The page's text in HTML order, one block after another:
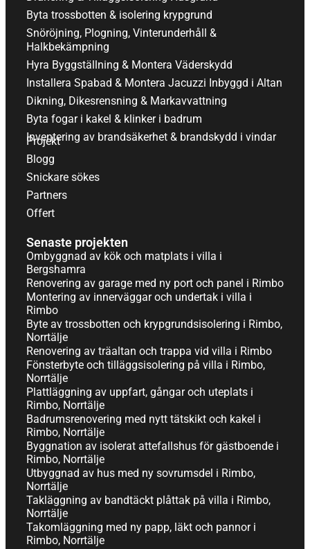
Byta trossbotten & isolering krypgrund
Snöröjning, Plogning, Vinterunderhåll &
Halkbekämpning
Hyra Byggställning & Montera Väderskydd
Installera Spabad & Montera Jacuzzi Inbyggd i Altan
Dikning, Dikesrensning & Markavvattning
Byta fogar i kakel & klinker i badrum
Inventering av brandsäkerhet & brandskydd i vindar
Projekt
Blogg
Snickare sökes
Partners
Offert
Senaste projekten
Ombyggnad av kök och matplats i villa i
Bergshamra
Renovering av garage med ny port och panel i Rimbo
Montering av innerväggar och undertak i villa i
Rimbo
Byte av trossbotten och krypgrundsisolering i Rimbo,
Norrtälje
Renovering av träaltan och trappa vid villa i Rimbo
Fönsterbyte och tilläggsisolering på villa i Rimbo,
Norrtälje
Plattläggning av uppfart, gångar och uteplats i
Rimbo, Norrtälje
Badrumsrenovering med nytt tätskikt och kakel i
Rimbo, Norrtälje
Byggnation av isolerat attefallshus för gästboende i
Rimbo, Norrtälje
Utbyggnad av hus med ny sovrumsdel i Rimbo,
Norrtälje
Takläggning av bandtäckt plåttak på villa i Rimbo,
Norrtälje
Takomläggning med ny papp, läkt och pannor i
Rimbo, Norrtälje